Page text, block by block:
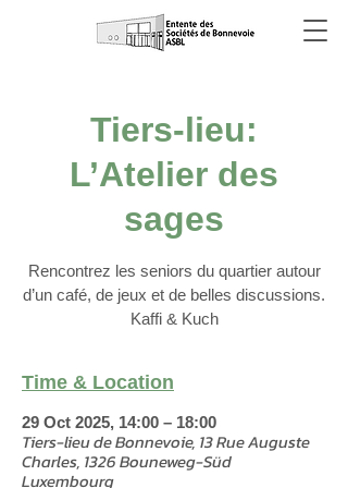
Tiers-lieu:
L’Atelier des
sages
Rencontrez les seniors du quartier autour
d’un café, de jeux et de belles discussions.
Kaffi & Kuch
Time & Location
29 Oct 2025, 14:00 – 18:00
Tiers-lieu de Bonnevoie, 13 Rue Auguste
Charles, 1326 Bouneweg-Süd
Luxembourg